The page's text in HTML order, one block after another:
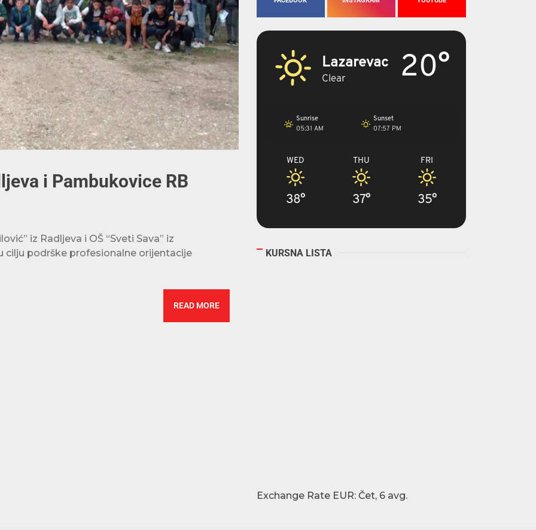
i Pambukovice RB
iz Radljeva i OŠ “Sveti Sava” iz
cilju podrške profesionalne orijentacije
READ MORE
Lazarevac
Clear 20°
Sunrise
05:31 AM
Sunset
07:57 PM
WED
38°
THU
37°
FRI
35°
KURSNA LISTA
Exchange Rate EUR: Čet, 6 avg.